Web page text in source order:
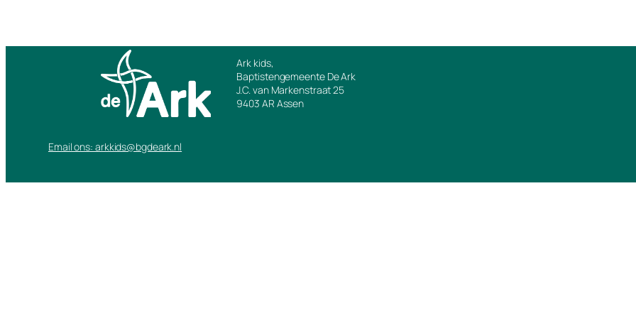
Ark kids,
Baptistengemeente De Ark
J.C. van Markenstraat 25
9403 AR Assen
Email ons: arkkids@bgdeark.nl